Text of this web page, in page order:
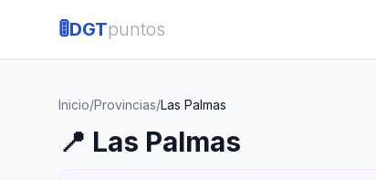
🚦DGTpuntos
Inicio/Provincias/Las Palmas
📍 Las Palmas